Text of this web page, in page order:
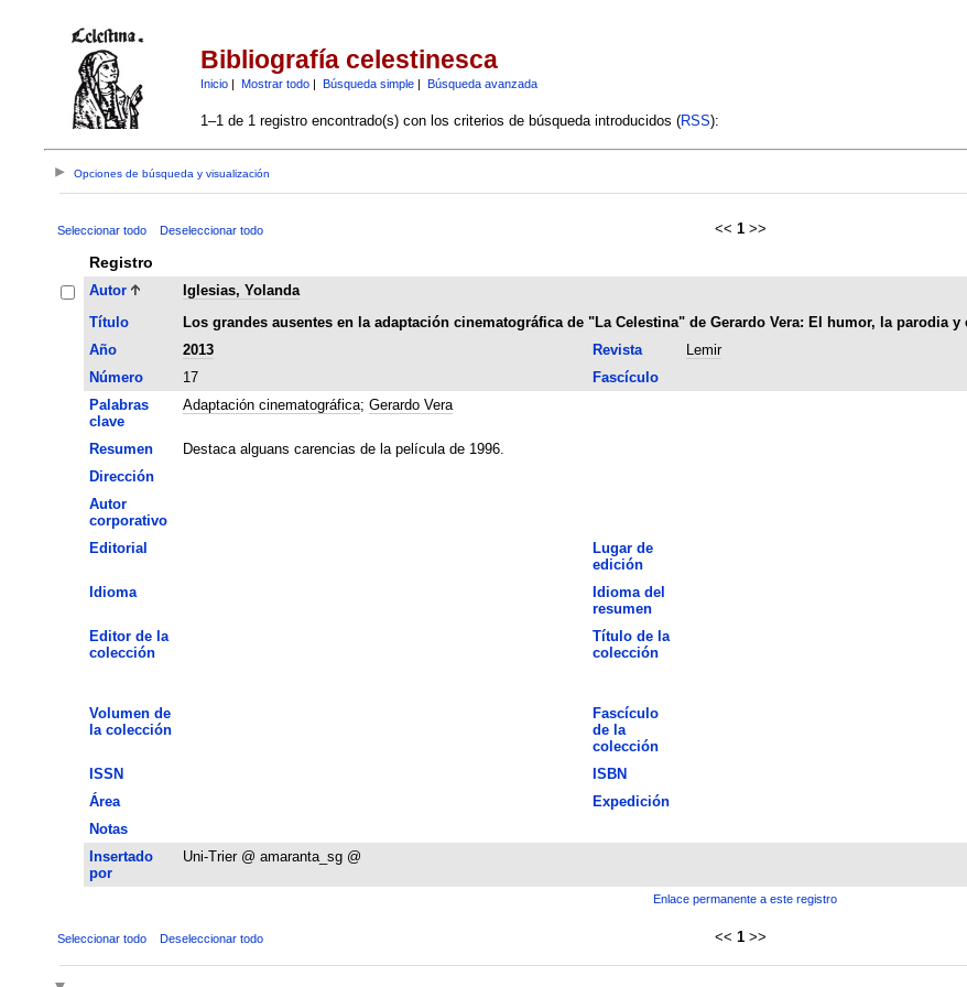
Bibliografía celestinesca
Inicio| Mostrar todo| Búsqueda simple| Búsqueda avanzada
1–1 de 1 registro encontrado(s) con los criterios de búsqueda introducidos (RSS):
Opciones de búsqueda y visualización
Seleccionar todo Deseleccionar todo << 1 >>
Registro
Autor
Iglesias, Yolanda
Título
Los grandes ausentes en la adaptación cinematográfica de "La Celestina" de Gerardo Vera: El humor, la parodia
Año
2013 Revista Lemir
Número
17 Fascículo
Palabras
clave
Adaptación cinematográfica; Gerardo Vera
Resumen
Destaca alguans carencias de la película de 1996.
Dirección
Autor
corporativo
Editorial
Lugar de
edición
Idioma
Idioma del
resumen
Editor de la
colección
Título de la
colección
Volumen de
la colección
Fascículo
de la
colección
ISSN ISBN
Área
Expedición
Notas
Insertado
por
Uni-Trier @ amaranta_sg @
Enlace permanente a este registro
Seleccionar todo Deseleccionar todo << 1 >>